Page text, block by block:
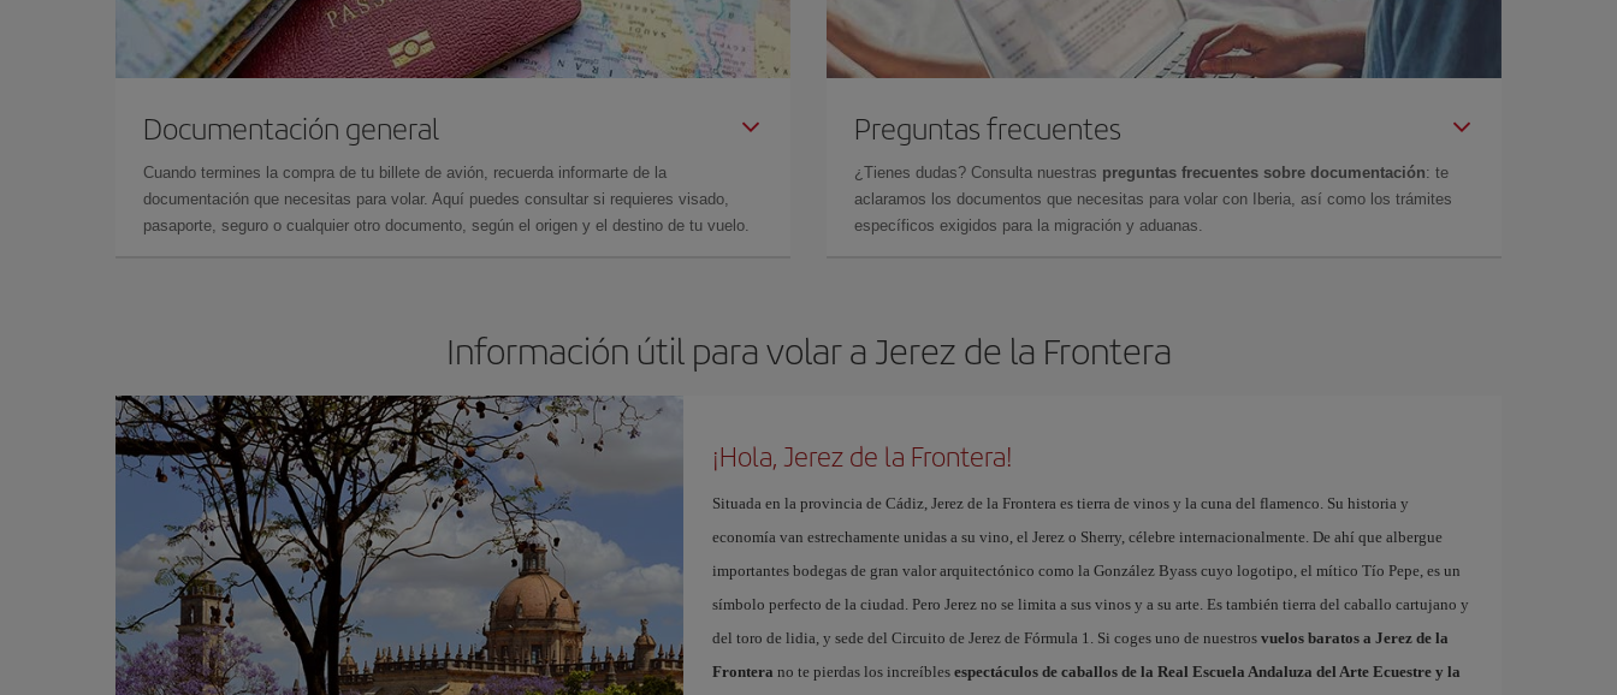
Documentación general
Cuando termines la compra de tu billete de avión, recuerda informarte de la
documentación que necesitas para volar. Aquí puedes consultar si requieres visado,
pasaporte, seguro o cualquier otro documento, según el origen y el destino de tu vuelo.
Preguntas frecuentes
¿Tienes dudas? Consulta nuestras preguntas frecuentes sobre documentación: te
aclaramos los documentos que necesitas para volar con Iberia, así como los trámites
específicos exigidos para la migración y aduanas.
Información útil para volar a Jerez de la Frontera
¡Hola, Jerez de la Frontera!
Situada en la provincia de Cádiz, Jerez de la Frontera es tierra de vinos y la cuna del flamenco. Su historia y
economía van estrechamente unidas a su vino, el Jerez o Sherry, célebre internacionalmente. De ahí que albergue
importantes bodegas de gran valor arquitectónico como la González Byass cuyo logotipo, el mítico Tío Pepe, es un
símbolo perfecto de la ciudad. Pero Jerez no se limita a sus vinos y a su arte. Es también tierra del caballo cartujano y
del toro de lidia, y sede del Circuito de Jerez de Fórmula 1. Si coges uno de nuestros vuelos baratos a Jerez de la
Frontera no te pierdas los increíbles espectáculos de caballos de la Real Escuela Andaluza del Arte Ecuestre y la